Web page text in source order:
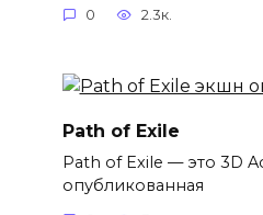
0 2.3к.
Path of Exile
Path of Exile — это 3D
опубликованная